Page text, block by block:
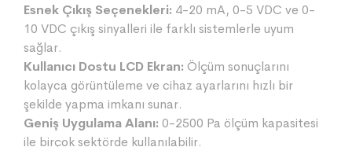
Esnek Çıkış Seçenekleri: 4-20 mA, 0-5 VDC ve 0-
10 VDC çıkış sinyalleri ile farklı sistemlerle uyum
sağlar.
Kullanıcı Dostu LCD Ekran: Ölçüm sonuçlarını
kolayca görüntüleme ve cihaz ayarlarını hızlı bir
şekilde yapma imkanı sunar.
Geniş Uygulama Alanı: 0-2500 Pa ölçüm kapasitesi
ile birçok sektörde kullanılabilir.